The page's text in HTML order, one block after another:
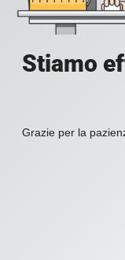
Stiamo
Grazie per la